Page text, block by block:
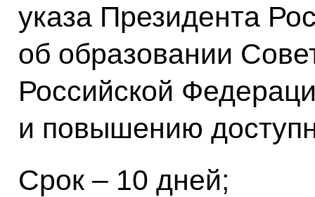
указа Президента
об образовании
Российской
и повышению
Срок – 10 дней;